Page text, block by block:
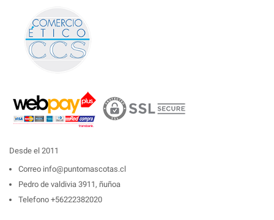
Desde el 2011
Correo info@puntomascotas.cl
Pedro de valdivia 3911, ñuñoa
Telefono +56222382020